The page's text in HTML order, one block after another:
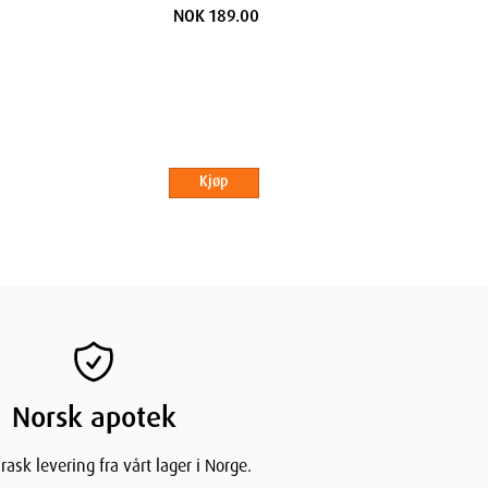
ml
NOK 189.00
Kjøp
Norsk apotek
levering fra vårt lager i Norge.